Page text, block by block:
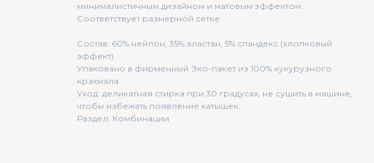
минималистичным дизайном и матовым эффектом.
Соответствует размерной сетке
Состав: 60% нейлон, 35% эластан, 5% спандекс (хлопковый
эффект)
Упаковано в фирменный Эко-пакет из 100% кукурузного
крахмала
Уход: деликатная стирка при 30 градусах, не сушить в машине,
чтобы избежать появление катышек.
Раздел: Комбинации